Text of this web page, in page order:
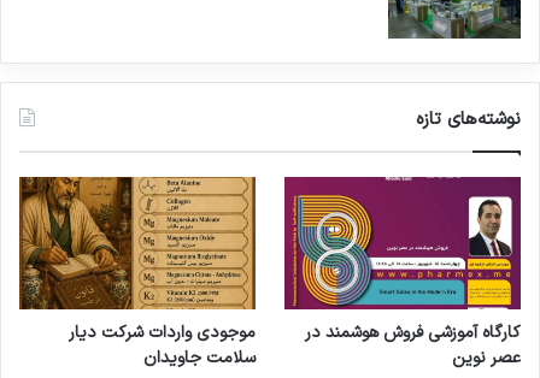
نوشته‌های تازه
کارگاه آموزشی فروش هوشمند در
عصر نوین
موجودی واردات شرکت دیار
سلامت جاویدان